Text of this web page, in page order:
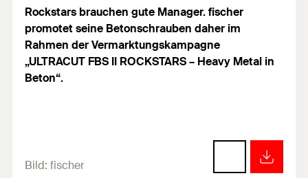
Rockstars brauchen gute Manager. fischer
promotet seine Betonschrauben daher im
Rahmen der Vermarktungskampagne
„ULTRACUT FBS II ROCKSTARS – Heavy Metal in
Beton“.
Bild: fischer